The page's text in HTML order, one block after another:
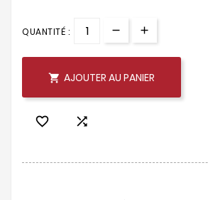
QUANTITÉ :
 AJOUTER AU PANIER
 